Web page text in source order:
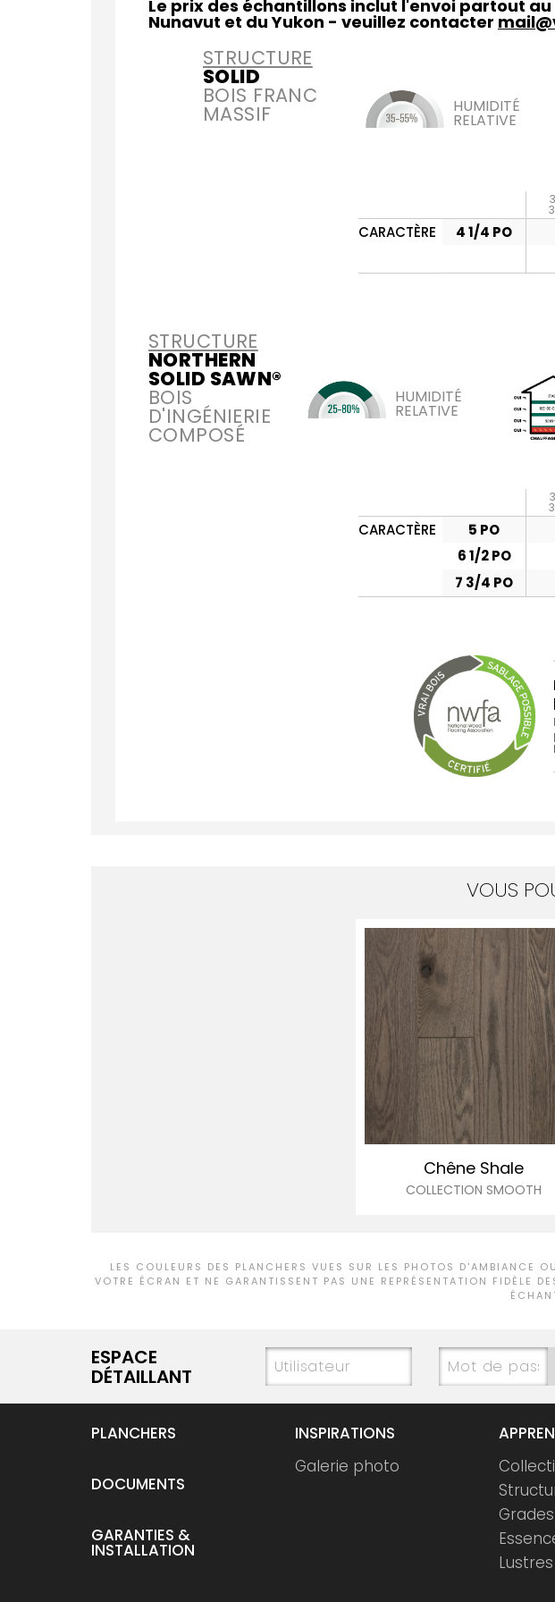
Le prix des échantillons inclut l'envoi partout
Nunavut et du Yukon - veuillez contacter
STRUCTURE
SOLID
BOIS FRANC
MASSIF HUMIDITÉ
RELATIVE
CARACTÈRE 4 1/4 PO
STRUCTURE
NORTHERN
SOLID SAWN®
BOIS
D'INGÉNIERIE
COMPOSÉ
HUMIDITÉ
RELATIVE
CARACTÈRE
5 PO
6 1/2 PO
7 3/4 PO
VOUS
Chêne Shale
COLLECTION SMOOTH
LES COULEURS DES PLANCHERS VUES SUR LES PHOTOS D'AMBIANCE
VOTRE ÉCRAN ET NE GARANTISSENT PAS UNE REPRÉSENTATION FIDÈLE
ESPACE
DÉTAILLANT
PLANCHERS
DOCUMENTS
GARANTIES &
INSTALLATION
INSPIRATIONS
Galerie photo
Grades
Lustres